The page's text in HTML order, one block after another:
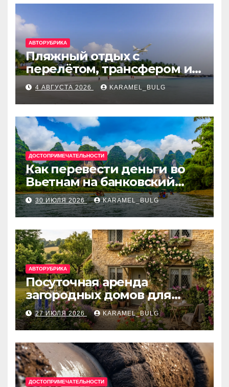
АВТОРУБРИКА
Пляжный отдых с
перелётом, трансфером и
отелем на Мальдивах, в
Турции, Греции, Таиланде
и Европе
4 АВГУСТА 2026 KARAMEL_BULG
ДОСТОПРИМЕЧАТЕЛЬНОСТИ
Как перевести деньги во
Вьетнам на банковский
счёт: VietcomBank, BIDV,
Techcombank и другие
банки
30 ИЮЛЯ 2026 KARAMEL_BULG
АВТОРУБРИКА
Посуточная аренда
загородных домов для
отдыха
27 ИЮЛЯ 2026 KARAMEL_BULG
ДОСТОПРИМЕЧАТЕЛЬНОСТИ